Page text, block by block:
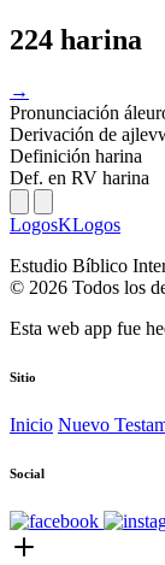
224 harina
→
Pronunciación
Derivación de
Definición harina
Def. en RV harina
LogosKLogos
Estudio Bíblico
© 2026 Todos los
Esta web app fue
Sitio
Inicio Nuevo
Social